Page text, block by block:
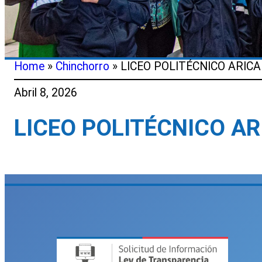
Home » Chinchorro » LICEO POLITÉCNICO ARICA
Abril 8, 2026
LICEO POLITÉCNICO